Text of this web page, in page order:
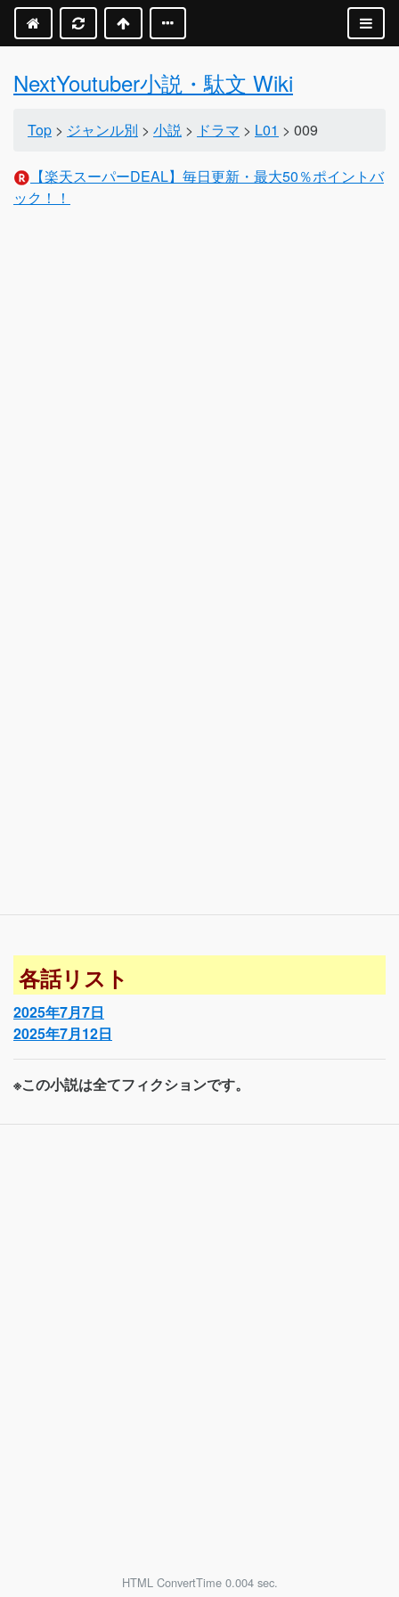
NextYoutuber小説・駄文 Wiki
Top > ジャンル別 > 小説 > ドラマ > L01 > 009
【楽天スーパーDEAL】毎日更新・最大50％ポイントバ
ック！！
各話リスト
2025年7月7日
2025年7月12日
※この小説は全てフィクションです。
HTML ConvertTime 0.004 sec.